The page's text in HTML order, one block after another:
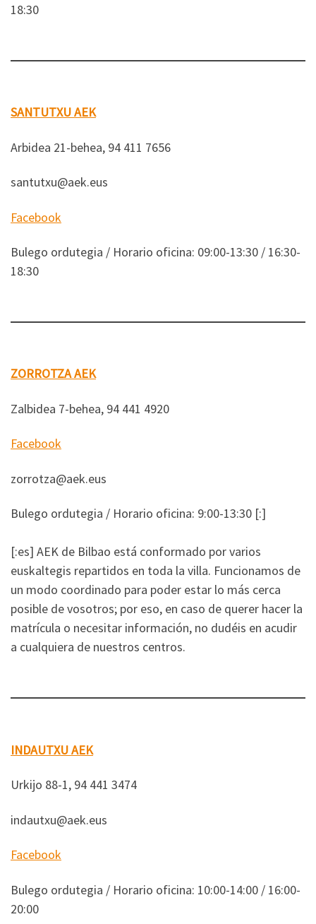
18:30
SANTUTXU AEK
Arbidea 21-behea, 94 411 7656
santutxu@aek.eus
Facebook
Bulego ordutegia / Horario oficina: 09:00-13:30 / 16:30-
18:30
ZORROTZA AEK
Zalbidea 7-behea, 94 441 4920
Facebook
zorrotza@aek.eus
Bulego ordutegia / Horario oficina: 9:00-13:30 [:]
[:es] AEK de Bilbao está conformado por varios
euskaltegis repartidos en toda la villa. Funcionamos de
un modo coordinado para poder estar lo más cerca
posible de vosotros; por eso, en caso de querer hacer la
matrícula o necesitar información, no dudéis en acudir
a cualquiera de nuestros centros.
INDAUTXU AEK
Urkijo 88-1, 94 441 3474
indautxu@aek.eus
Facebook
Bulego ordutegia / Horario oficina: 10:00-14:00 / 16:00-
20:00